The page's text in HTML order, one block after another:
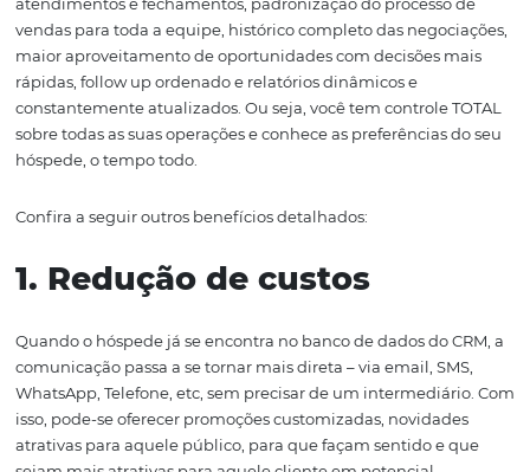
O marketing vai ajudar na captação de leads a partir
campanhas e estratégias, agindo mais como um
dos clientes em potencial, antes de passá-los para o
vendas.
Você pode criar campanhas de anúncios em
trilhas de emails com promoções ou destaques,
Após trabalhar os leads e qualificá-los, o CRM vai
os dados sobre o perfil dos leads e irá organizá-los e
de maneira categórica e conveniente, para que todo o
comercial seja simplificado.